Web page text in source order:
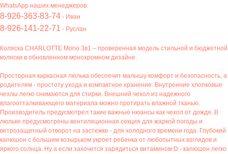
WhatsApp наших менеджеров:
8-926-363-83-74 - Иван
8-926-141-22-71 - Руслан
Коляска CHARLOTTE Mono 3в1 – проверенная модель стильной и бюджетной
коляски в обновленном монохромном дизайне.
Просторная каркасная люлька обеспечит малышу комфорт и безопасность, а
родителям - простоту ухода и компактное хранение. Внутренние хлопковые
чехлы легко снимаются для стирки. Внешний чехол из надежного
влагоотталкивающего материала можно протирать влажной тканью.
Производитель предусмотрел такие важные нюансы как чехол от дождя. В
люльке предусмотрены вентиляционная секция для жаркой погоды и
ветрозащитный отворот на застежке - для холодного времени года. Глубокий
капюшон с большим козырьком укроет ребенка от любопытных взглядов и
яркого солнца. Ну а если захочется зарядиться витамином D - капюшон легко